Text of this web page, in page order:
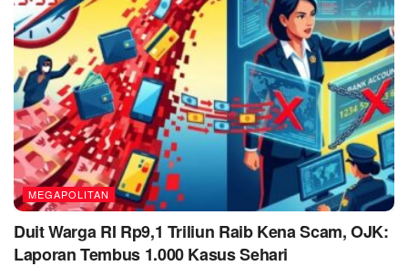
MEGAPOLITAN
Duit Warga RI Rp9,1 Triliun Raib Kena Scam, OJK:
Laporan Tembus 1.000 Kasus Sehari